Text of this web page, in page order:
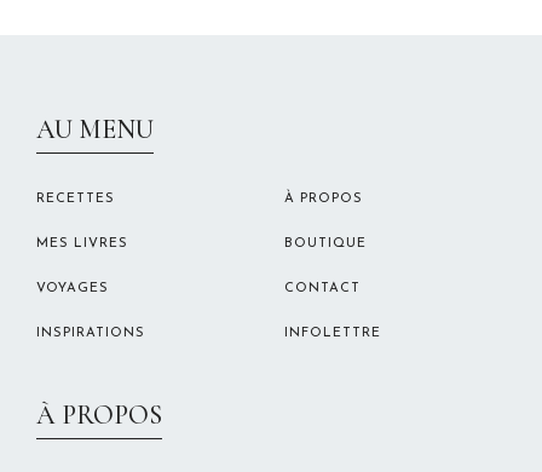
AU MENU
RECETTES
MES LIVRES
VOYAGES
INSPIRATIONS
À PROPOS
BOUTIQUE
CONTACT
INFOLETTRE
À PROPOS